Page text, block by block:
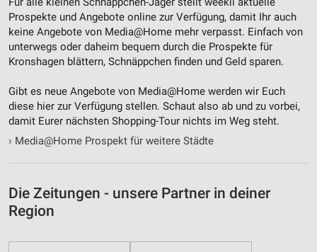
Prospekte und Angebote online zur Verfügung, damit Ihr auch
keine Angebote von Media@Home mehr verpasst. Einfach von
unterwegs oder daheim bequem durch die Prospekte für
Kronshagen blättern, Schnäppchen finden und Geld sparen.
Gibt es neue Angebote von Media@Home werden wir Euch
diese hier zur Verfügung stellen. Schaut also ab und zu vorbei,
damit Eurer nächsten Shopping-Tour nichts im Weg steht.
› Media@Home Prospekt für weitere Städte
Die Zeitungen - unsere Partner in deiner
Region